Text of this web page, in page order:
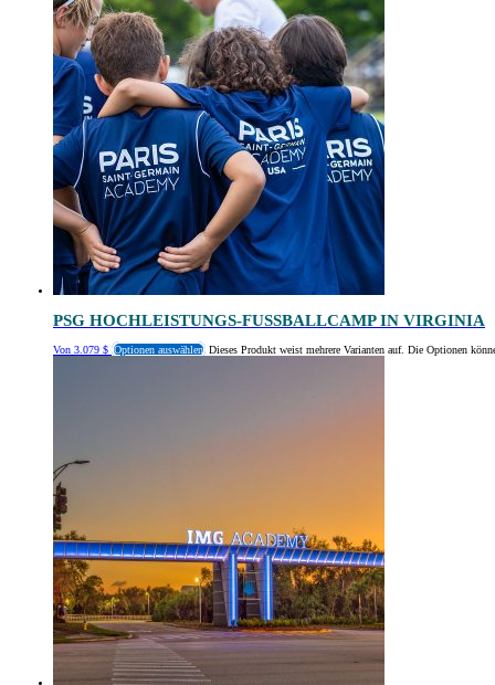
PSG HOCHLEISTUNGS-FUSSBALLCAMP IN VIRGINIA
Von 3.079 $ Optionen auswählen Dieses Produkt weist mehrere Varianten auf. Die Optionen